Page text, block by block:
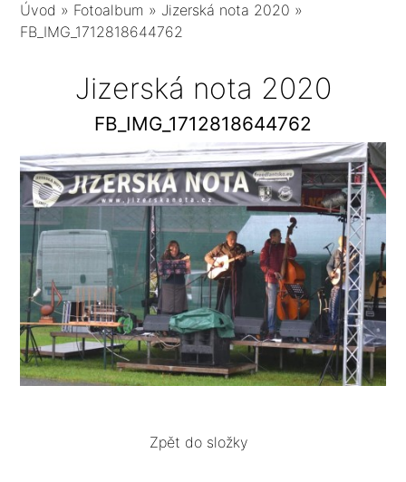
Úvod » Fotoalbum » Jizerská nota 2020 »
FB_IMG_1712818644762
Jizerská nota 2020
FB_IMG_1712818644762
Zpět do složky